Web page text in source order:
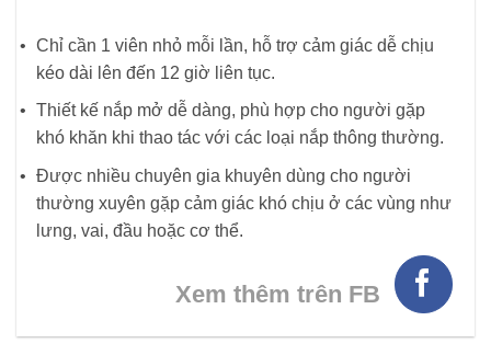
Chỉ cần 1 viên nhỏ mỗi lần, hỗ trợ cảm giác dễ chịu
kéo dài lên đến 12 giờ liên tục.
Thiết kế nắp mở dễ dàng, phù hợp cho người gặp
khó khăn khi thao tác với các loại nắp thông thường.
Được nhiều chuyên gia khuyên dùng cho người
thường xuyên gặp cảm giác khó chịu ở các vùng như
lưng, vai, đầu hoặc cơ thể.
Xem thêm trên FB